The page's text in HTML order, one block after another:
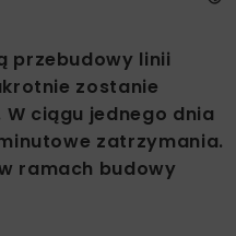
przebudowy linii
zostanie
ciągu jednego dnia
zatrzymania.
ramach budowy